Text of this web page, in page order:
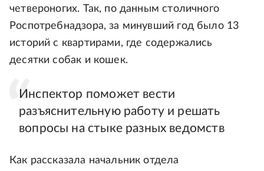
четвероногих. Так, по данным столичного
Роспотребнадзора, за минувший год было 13
историй с квартирами, где содержались
десятки собак и кошек.
Инспектор поможет вести
разъяснительную работу и решать
вопросы на стыке разных ведомств
Как рассказала начальник отдела